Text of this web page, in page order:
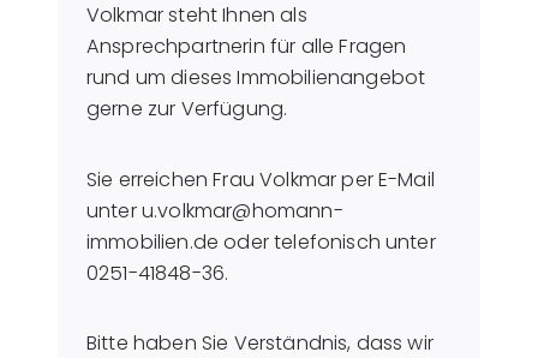
Volkmar steht Ihnen als
Ansprechpartnerin für alle Fragen
rund um dieses Immobilienangebot
gerne zur Verfügung.
Sie erreichen Frau Volkmar per E-Mail
unter u.volkmar@homann-
immobilien.de oder telefonisch unter
0251-41848-36.
Bitte haben Sie Verständnis, dass wir